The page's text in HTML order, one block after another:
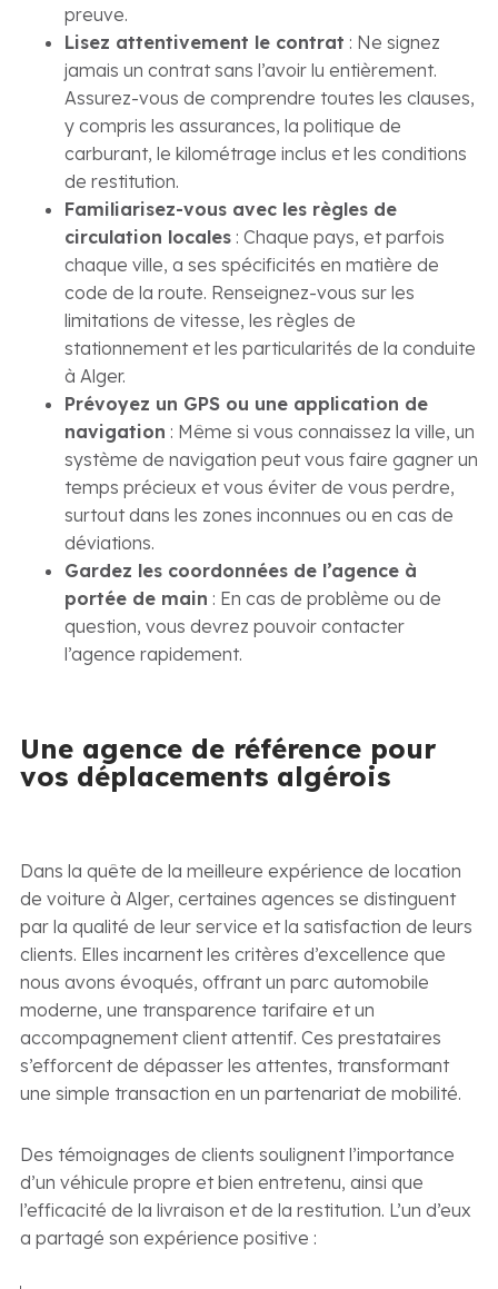
preuve.
Lisez attentivement le contrat : Ne signez
jamais un contrat sans l’avoir lu entièrement.
Assurez-vous de comprendre toutes les clauses,
y compris les assurances, la politique de
carburant, le kilométrage inclus et les conditions
de restitution.
Familiarisez-vous avec les règles de
circulation locales: Chaque pays, et parfois
chaque ville, a ses spécificités en matière de
code de la route. Renseignez-vous sur les
limitations de vitesse, les règles de
stationnement et les particularités de la conduite
à Alger.
Prévoyez un GPS ou une application de
navigation : Même si vous connaissez la ville, un
système de navigation peut vous faire gagner un
temps précieux et vous éviter de vous perdre,
surtout dans les zones inconnues ou en cas de
déviations.
Gardez les coordonnées de l’agence à
portée de main : En cas de problème ou de
question, vous devrez pouvoir contacter
l’agence rapidement.
Une agence de référence pour
vos déplacements algérois
Dans la quête de la meilleure expérience de location
de voiture à Alger, certaines agences se distinguent
par la qualité de leur service et la satisfaction de leurs
clients. Elles incarnent les critères d’excellence que
nous avons évoqués, offrant un parc automobile
moderne, une transparence tarifaire et un
accompagnement client attentif. Ces prestataires
s’efforcent de dépasser les attentes, transformant
une simple transaction en un partenariat de mobilité.
Des témoignages de clients soulignent l’importance
d’un véhicule propre et bien entretenu, ainsi que
l’efficacité de la livraison et de la restitution. L’un d’eux
a partagé son expérience positive :